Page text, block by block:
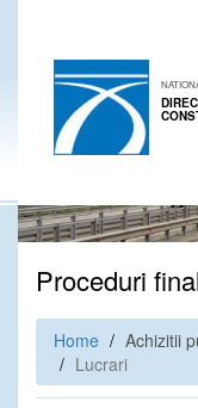
Proceduri
Home Achizitii
Lucrari